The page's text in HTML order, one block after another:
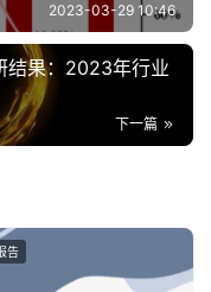
2023-03-29 10:46
结果：2023年行业
下一篇
告